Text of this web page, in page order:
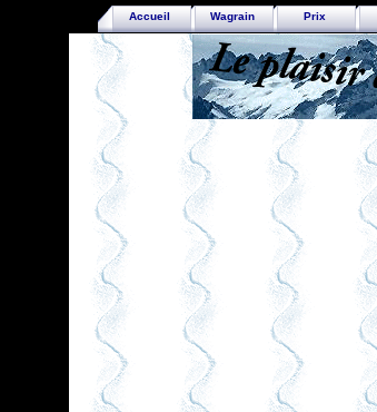
Accueil Wagrain Prix